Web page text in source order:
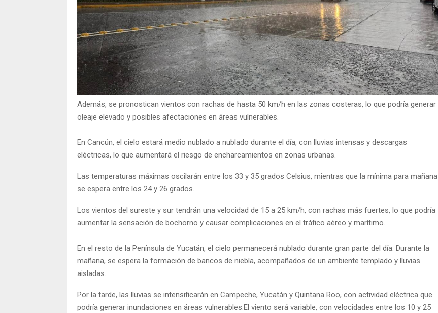
Además, se pronostican vientos con rachas de hasta 50 km/h en las zonas costeras, lo que podría generar
oleaje elevado y posibles afectaciones en áreas vulnerables.
En Cancún, el cielo estará medio nublado a nublado durante el día, con lluvias intensas y descargas
eléctricas, lo que aumentará el riesgo de encharcamientos en zonas urbanas.
Las temperaturas máximas oscilarán entre los 33 y 35 grados Celsius, mientras que la mínima para mañana
se espera entre los 24 y 26 grados.
Los vientos del sureste y sur tendrán una velocidad de 15 a 25 km/h, con rachas más fuertes, lo que podría
aumentar la sensación de bochorno y causar complicaciones en el tráfico aéreo y marítimo.
En el resto de la Península de Yucatán, el cielo permanecerá nublado durante gran parte del día. Durante la
mañana, se espera la formación de bancos de niebla, acompañados de un ambiente templado y lluvias
aisladas.
Por la tarde, las lluvias se intensificarán en Campeche, Yucatán y Quintana Roo, con actividad eléctrica que
podría generar inundaciones en áreas vulnerables.El viento será variable, con velocidades entre los 10 y 25